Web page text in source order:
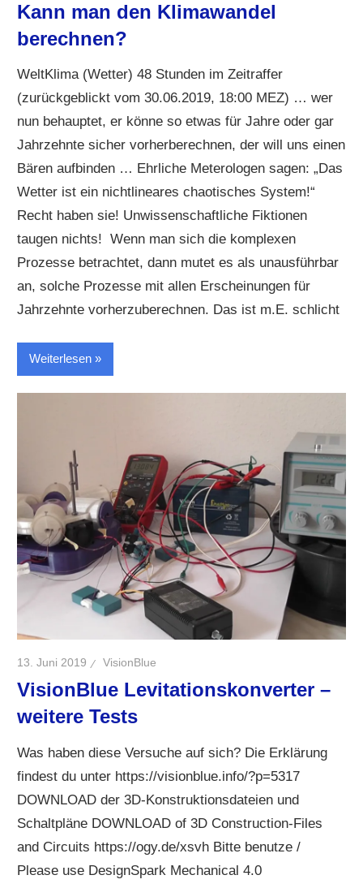
Kann man den Klimawandel
berechnen?
WeltKlima (Wetter) 48 Stunden im Zeitraffer
(zurückgeblickt vom 30.06.2019, 18:00 MEZ) … wer
nun behauptet, er könne so etwas für Jahre oder gar
Jahrzehnte sicher vorherberechnen, der will uns einen
Bären aufbinden … Ehrliche Meterologen sagen: „Das
Wetter ist ein nichtlineares chaotisches System!“
Recht haben sie! Unwissenschaftliche Fiktionen
taugen nichts! Wenn man sich die komplexen
Prozesse betrachtet, dann mutet es als unausführbar
an, solche Prozesse mit allen Erscheinungen für
Jahrzehnte vorherzuberechnen. Das ist m.E. schlicht
Weiterlesen
13. Juni 2019 VisionBlue
VisionBlue Levitationskonverter –
weitere Tests
Was haben diese Versuche auf sich? Die Erklärung
findest du unter https://visionblue.info/?p=5317
DOWNLOAD der 3D-Konstruktionsdateien und
Schaltpläne DOWNLOAD of 3D Construction-Files
and Circuits https://ogy.de/xsvh Bitte benutze /
Please use DesignSpark Mechanical 4.0